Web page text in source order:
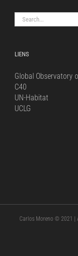
Search
for:
LIENS
Global Observatory
C40
UN-Habitat
UCLG
Carlos Moreno © 2021 |